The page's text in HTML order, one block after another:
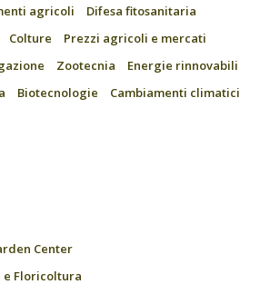
agricoli
Difesa fitosanitaria
Colture
Prezzi agricoli e mercati
Zootecnia
Energie rinnovabili
Biotecnologie
Cambiamenti climatici
Center
Floricoltura